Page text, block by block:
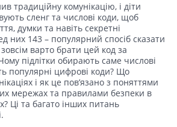
традиційну комунікацію, і діти
сленг та числові коди, щоб
думки та навіть секретні
них 143 – популярний спосіб сказати
варто брати цей код за
підлітки обирають саме числові
популярні цифрові коди? Що
і як це пов’язано з поняттями
мережах та правилами безпеки в
Ці та багато інших питань